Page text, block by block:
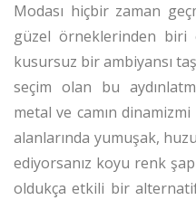
Modası hiçbir zaman
güzel örneklerinden biri
kusursuz bir ambiyansı
seçim olan bu
metal ve camın
alanlarında yumuşak,
ediyorsanız koyu renk
oldukça etkili bir